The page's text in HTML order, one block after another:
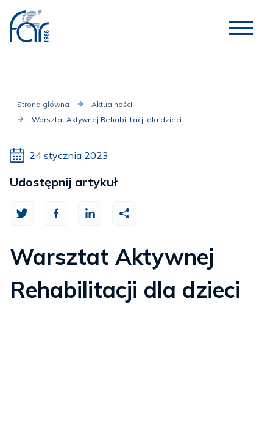
Strona główna
Aktualności
Warsztat Aktywnej Rehabilitacji dla dzieci
24 stycznia 2023
Warsztat Aktywnej
Rehabilitacji dla dzieci
Udostępnij artykuł